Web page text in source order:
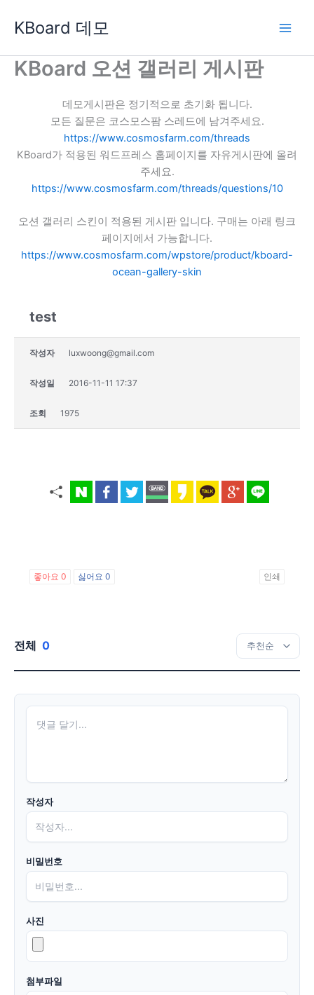
로
KBoard 데모
KBoard 오션 갤러리 게시판
데모게시판은 정기적으로 초기화 됩니다.
모든 질문은 코스모스팜 스레드에 남겨주세요.
https://www.cosmosfarm.com/threads
KBoard가 적용된 워드프레스 홈페이지를 자유게시판에 올려
주세요.
https://www.cosmosfarm.com/threads/questions/10
오션 갤러리 스킨이 적용된 게시판 입니다. 구매는 아래 링크
페이지에서 가능합니다.
https://www.cosmosfarm.com/wpstore/product/kboard-
ocean-gallery-skin
test
작성자 luxwoong@gmail.com
작성일 2016-11-11 17:37
조회 1975
좋아요 0 싫어요 0 인쇄
전체 0
작성자
비밀번호
사진
첨부파일